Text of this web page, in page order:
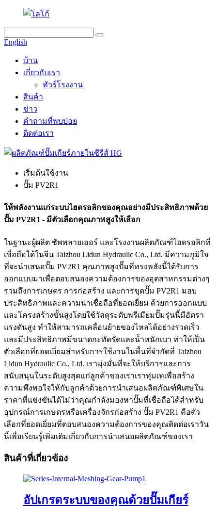
English
บ้าน
เกี่ยวกับเรา
ทัวร์โรงงาน
สินค้า
ข่าว
คำถามที่พบบ่อย
ติดต่อเรา
เริ่มต้นใช้งาน
ปั๊ม PV2R1
ให้พลังงานแก่ระบบไฮดรอลิกของคุณอย่างมีประสิทธิภาพด้วย
ปั๊ม PV2R1 - มีตัวเลือกคุณภาพสูงให้เลือก
ในฐานะผู้ผลิต ซัพพลายเออร์ และโรงงานผลิตภัณฑ์ไฮดรอลิกที่
เชื่อถือได้ในจีน Taizhou Lidun Hydraulic Co., Ltd. มีความภูมิใจ
ที่จะนำเสนอปั๊ม PV2R1 คุณภาพสูงปั๊มที่ทรงพลังนี้ได้รับการ
ออกแบบมาเพื่อตอบสนองความต้องการของอุตสาหกรรมต่างๆ
รวมถึงการเกษตร การก่อสร้าง และการขุดปั๊ม PV2R1 มอบ
ประสิทธิภาพและความน่าเชื่อถือที่ยอดเยี่ยม ด้วยการออกแบบ
และโครงสร้างขั้นสูงโดยใช้วัสดุระดับพรีเมียมปั๊มรุ่นนี้มีอัตรา
แรงดันสูง ทำให้สามารถเคลื่อนย้ายของไหลได้อย่างรวดเร็ว
และมีประสิทธิภาพมีขนาดกะทัดรัดและน้ำหนักเบา ทำให้เป็น
ตัวเลือกที่ยอดเยี่ยมสำหรับการใช้งานในพื้นที่จำกัดที่ Taizhou
Lidun Hydraulic Co., Ltd. เรามุ่งมั่นที่จะให้บริการและการ
สนับสนุนในระดับสูงสุดแก่ลูกค้าของเราเราทุ่มเทเพื่อสร้าง
ความพึงพอใจให้กับลูกค้าด้วยการนำเสนอผลิตภัณฑ์พิเศษใน
ราคาที่แข่งขันได้ไม่ว่าคุณกำลังมองหาปั๊มที่เชื่อถือได้สำหรับ
อุปกรณ์การเกษตรหรือเครื่องจักรก่อสร้าง ปั๊ม PV2R1 คือตัว
เลือกที่ยอดเยี่ยมที่ตอบสนองความต้องการของคุณติดต่อเราวัน
นี้เพื่อเรียนรู้เพิ่มเติมเกี่ยวกับการนำเสนอผลิตภัณฑ์ของเรา
สินค้าที่เกี่ยวข้อง
อัปเกรดระบบของคุณด้วยปั๊มเกียร์